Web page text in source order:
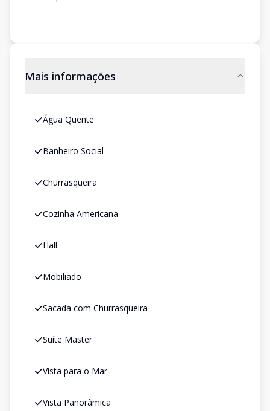
Mais informações
Água Quente
Banheiro Social
Churrasqueira
Cozinha Americana
Hall
Mobiliado
Sacada com Churrasqueira
Suíte Master
Vista para o Mar
Vista Panorâmica